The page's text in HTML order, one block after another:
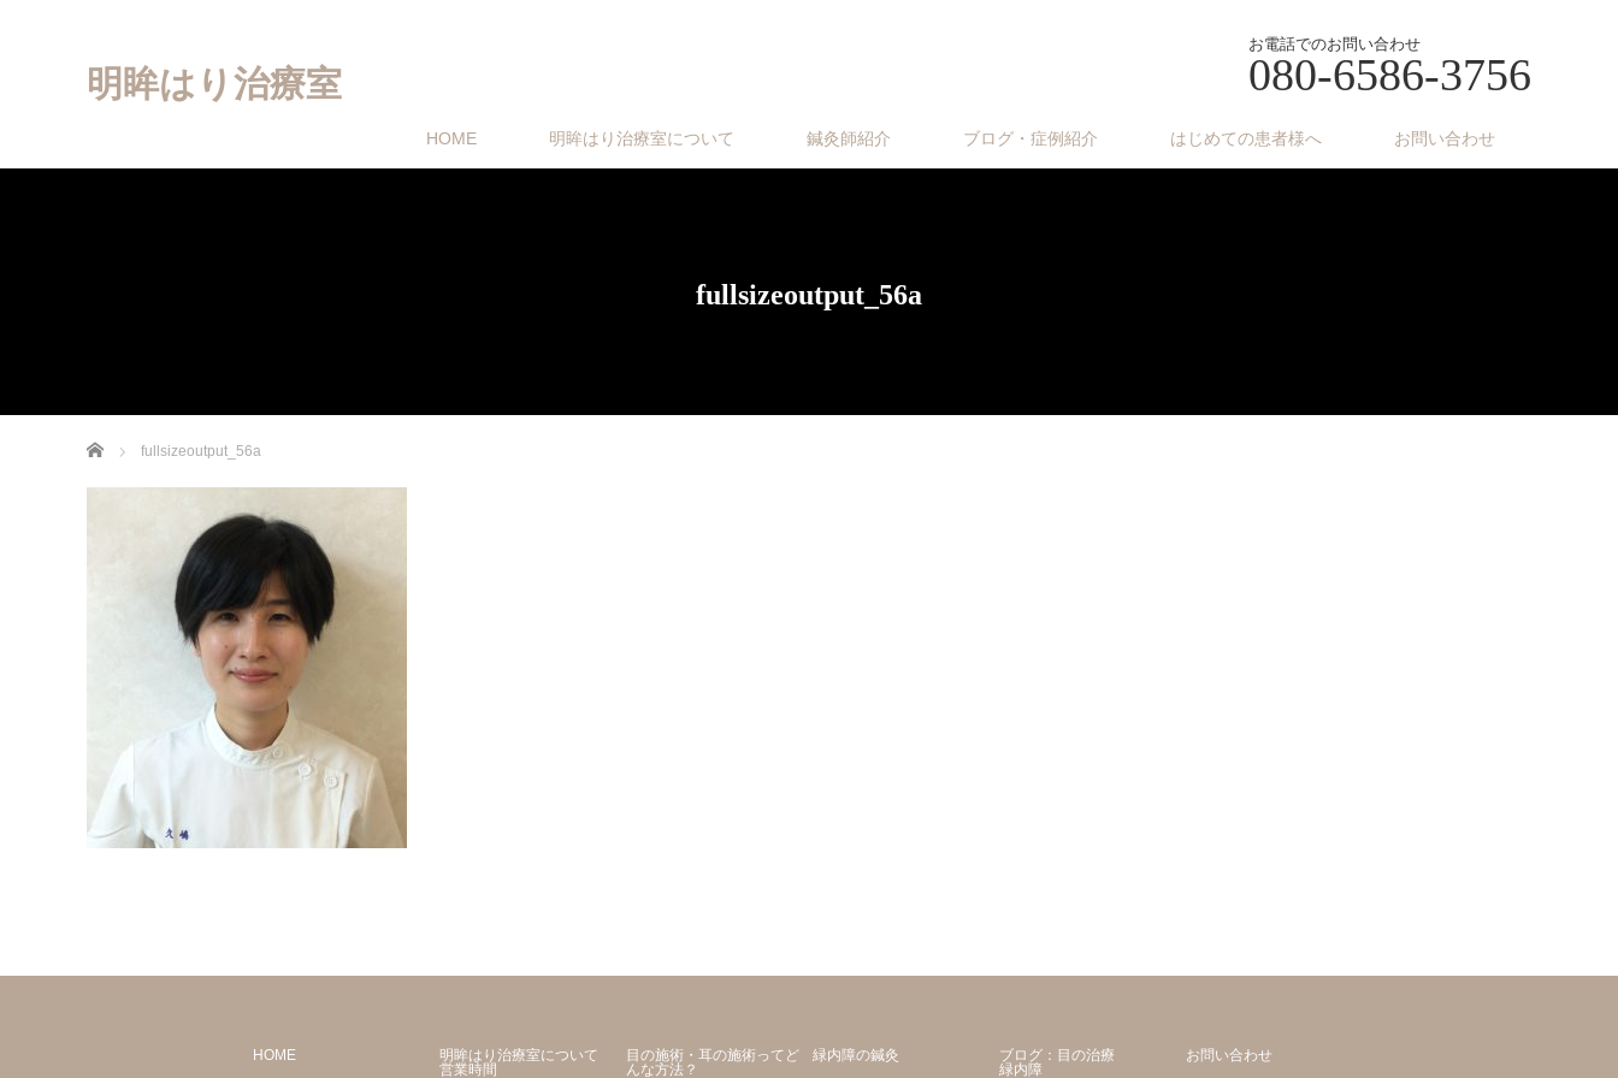
明眸はり治療室
お電話でのお問い合わせ
080-6586-3756
HOME 明眸はり治療室について 鍼灸師紹介 ブログ・症例紹介 はじめての患者様へ お問い合わせ
fullsizeoutput_56a
ホーム fullsizeoutput_56a
HOME
明眸はり治療室について
営業時間
目の施術・耳の施術ってど
んな方法？
緑内障の鍼灸
ブログ：目の治療
緑内障
お問い合わせ